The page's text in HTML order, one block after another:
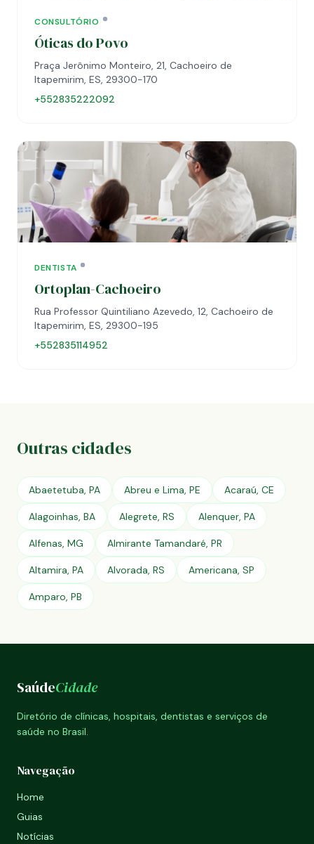
CONSULTÓRIO
Óticas do Povo
Praça Jerônimo Monteiro, 21, Cachoeiro de
Itapemirim, ES, 29300-170
+552835222092
DENTISTA
Ortoplan-Cachoeiro
Rua Professor Quintiliano Azevedo, 12, Cachoeiro de
Itapemirim, ES, 29300-195
+552835114952
Outras cidades
Abaetetuba, PA Abreu e Lima, PE Acaraú, CE
Alagoinhas, BA Alegrete, RS Alenquer, PA
Alfenas, MG Almirante Tamandaré, PR
Altamira, PA Alvorada, RS Americana, SP
Amparo, PB
SaúdeCidade
Diretório de clínicas, hospitais, dentistas e serviços de
saúde no Brasil.
Navegação
Home
Guias
Notícias